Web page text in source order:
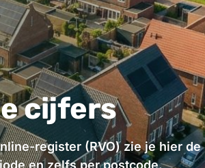
cijfers
register (RVO) zie je hier de
en zelfs per postcode.